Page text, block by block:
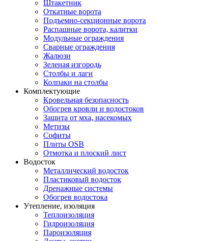
Штакетник
Откатные ворота
Подъемно-секционные ворота
Распашные ворота, калитки
Модульные ограждения
Сварные ограждения
Жалюзи
Зеленая изгородь
Столбы и лаги
Колпаки на столбы
Комплектующие
Кровельная безопасность
Обогрев кровли и водостоков
Защита от мха, насекомых
Метизы
Софиты
Плиты OSB
Отмотка и плоский лист
Водосток
Металлический водосток
Пластиковый водосток
Дренажные системы
Обогрев водостока
Утепление, изоляция
Теплоизоляция
Гидроизоляция
Пароизоляция